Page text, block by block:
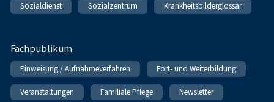
Sozialdienst Sozialzentrum Krankheitsbilderglossar
Fachpublikum
Einweisung / Aufnahmeverfahren Fort- und Weiterbildung
Veranstaltungen Familiale Pflege Newsletter